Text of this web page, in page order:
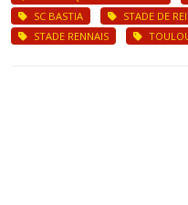
SC BASTIA
STADE DE
STADE RENNAIS